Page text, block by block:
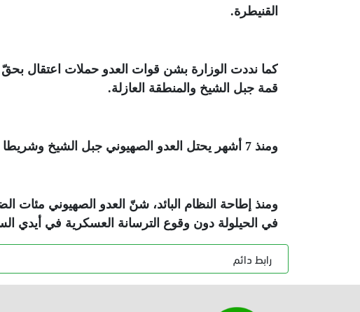
القنيطرة.
كما نددت الوزارة بشن قوات العدو حملات اعتقال بحقّ
قمة جبل الشيخ والمنطقة العازلة.
ومنذ 7 أشهر يحتل العدو الصهيوني جبل الشيخ وشريطا أمنيا بعرض 15 كيلومترا في بعض المناطق جنوبي سورية
ومنذ إطاحة النظام البائد، شنّ العدو الصهيوني
في الحيلولة دون وقوع الترسانة العسكرية في أيدي
رابط دائم